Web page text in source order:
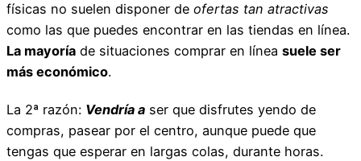
físicas no suelen disponer de ofertas tan atractivas
como las que puedes encontrar en las tiendas en línea.
La mayoría de situaciones comprar en línea suele ser
más económico.
La 2ª razón: Vendría a ser que disfrutes yendo de
compras, pasear por el centro, aunque puede que
tengas que esperar en largas colas, durante horas.